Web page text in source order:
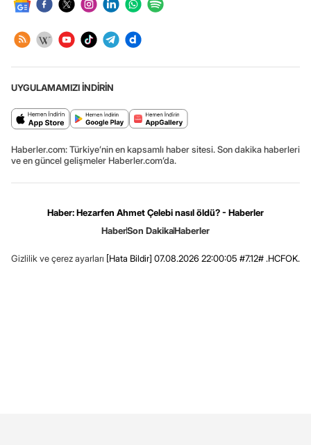
UYGULAMAMIZI İNDİRİN
Haberler.com: Türkiye’nin en kapsamlı haber sitesi. Son dakika haberleri
ve en güncel gelişmeler Haberler.com’da.
Haber: Hezarfen Ahmet Çelebi nasıl öldü? - Haberler
HaberSon DakikaHaberler
Gizlilik ve çerez ayarları [Hata Bildir] 07.08.2026 22:00:05 #7.12# .HCFOK.